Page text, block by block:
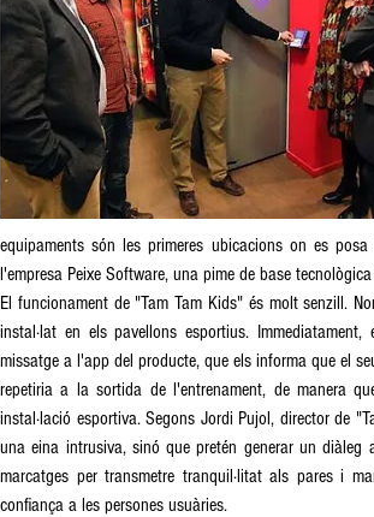
equipaments són les primeres ubicacions on es
l'empresa Peixe Software, una pime de base
El funcionament de "Tam Tam Kids" és molt senzill.
instal·lat en els pavellons esportius.
missatge a l'app del producte, que els informa que el
repetiria a la sortida de l'entrenament, de manera
instal·lació esportiva. Segons Jordi Pujol, director de
una eina intrusiva, sinó que pretén generar un
marcatges per transmetre tranquil·litat als pares i
confiança a les persones usuàries.